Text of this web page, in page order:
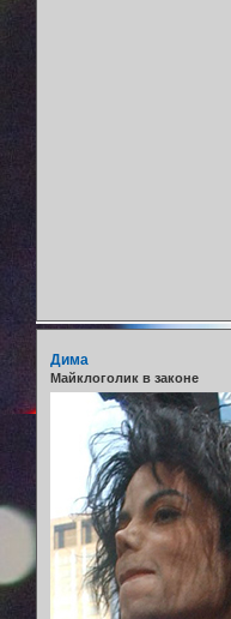
Дима
Майклоголик в законе